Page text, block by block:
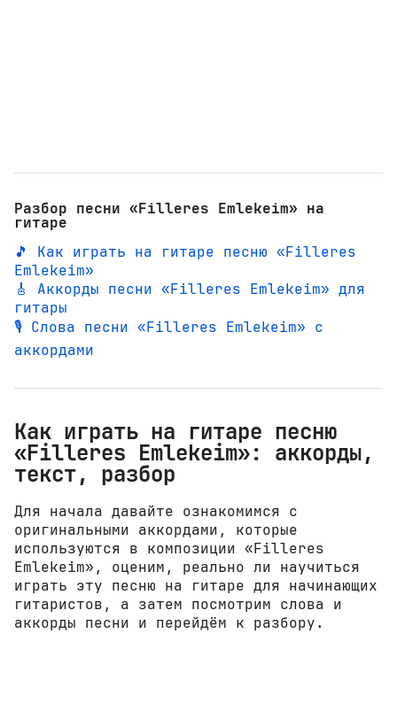
Разбор песни «Filleres Emlekeim» на
гитаре
🎵 Как играть на гитаре песню «Filleres
Emlekeim»
🎸 Аккорды песни «Filleres Emlekeim» для
гитары
🎙️ Слова песни «Filleres Emlekeim» с
аккордами
Как играть на гитаре песню
«Filleres Emlekeim»: аккорды,
текст, разбор
Для начала давайте ознакомимся с
оригинальными аккордами, которые
используются в композиции «Filleres
Emlekeim», оценим, реально ли научиться
играть эту песню на гитаре для начинающих
гитаристов, а затем посмотрим слова и
аккорды песни и перейдём к разбору.